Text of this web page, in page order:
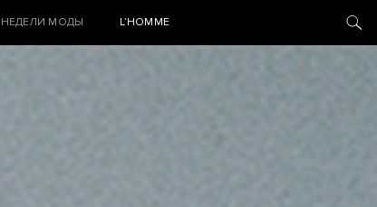
НЕДЕЛИ МОДЫ L’HOMME